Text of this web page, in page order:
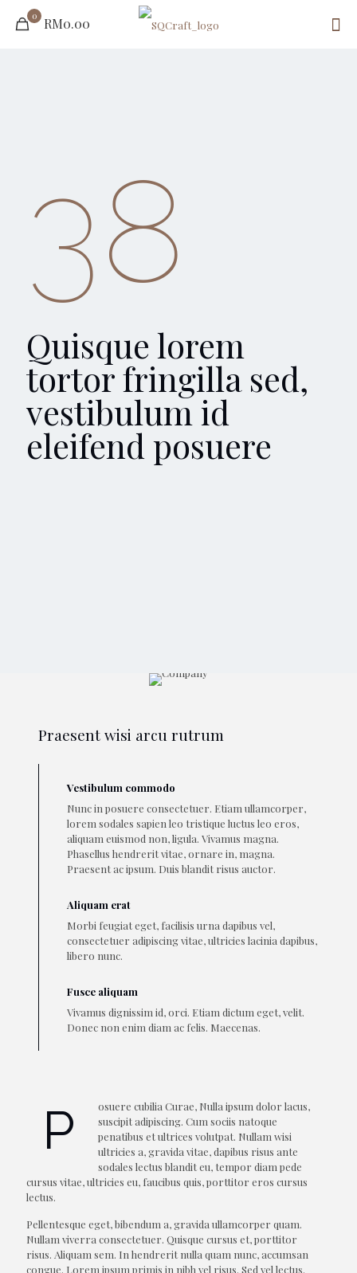
0 RM0.00
38
Quisque lorem
tortor fringilla sed,
vestibulum id
eleifend posuere
Praesent wisi arcu rutrum
Vestibulum commodo
Nunc in posuere consectetuer. Etiam ullamcorper,
lorem sodales sapien leo tristique luctus leo eros,
aliquam euismod non, ligula. Vivamus magna.
Phasellus hendrerit vitae, ornare in, magna.
Praesent ac ipsum. Duis blandit risus auctor.
Aliquam erat
Morbi feugiat eget, facilisis urna dapibus vel,
consectetuer adipiscing vitae, ultricies lacinia dapibus,
libero nunc.
Fusce aliquam
Vivamus dignissim id, orci. Etiam dictum eget, velit.
Donec non enim diam ac felis. Maecenas.
P
osuere cubilia Curae, Nulla ipsum dolor lacus,
suscipit adipiscing. Cum sociis natoque
penatibus et ultrices volutpat. Nullam wisi
ultricies a, gravida vitae, dapibus risus ante
sodales lectus blandit eu, tempor diam pede
cursus vitae, ultricies eu, faucibus quis, porttitor eros cursus
lectus.
Pellentesque eget, bibendum a, gravida ullamcorper quam.
Nullam viverra consectetuer. Quisque cursus et, porttitor
risus. Aliquam sem. In hendrerit nulla quam nunc, accumsan
congue. Lorem ipsum primis in nibh vel risus. Sed vel lectus.